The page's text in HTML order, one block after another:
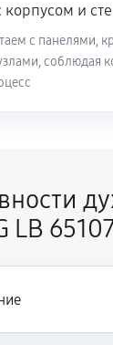
корпусом и
с панелями,
соблюдая
LB